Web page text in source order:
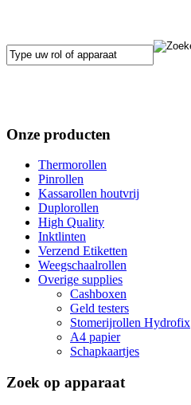
Onze producten
Thermorollen
Pinrollen
Kassarollen houtvrij
Duplorollen
High Quality
Inktlinten
Verzend Etiketten
Weegschaalrollen
Overige supplies
Cashboxen
Geld testers
Stomerijrollen Hydrofix
A4 papier
Schapkaartjes
Zoek op apparaat